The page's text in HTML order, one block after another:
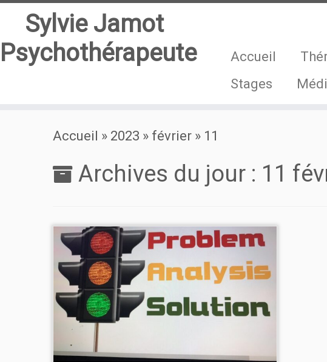
Sylvie Jamot
Psychothérapeute
Accueil
Stages
Accueil » 2023 » février » 11
Archives du jour : 11